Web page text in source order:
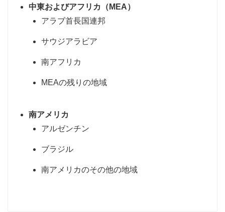
中東およびアフリカ（MEA）
アラブ首長国連邦
サウジアラビア
南アフリカ
MEAの残りの地域
南アメリカ
アルゼンチン
ブラジル
南アメリカのその他の地域